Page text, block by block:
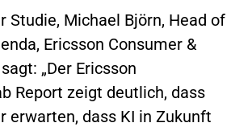
Studie, Michael Björn, Head of
Ericsson Consumer &
„Der Ericsson
Report zeigt deutlich, dass
erwarten, dass KI in Zukunft